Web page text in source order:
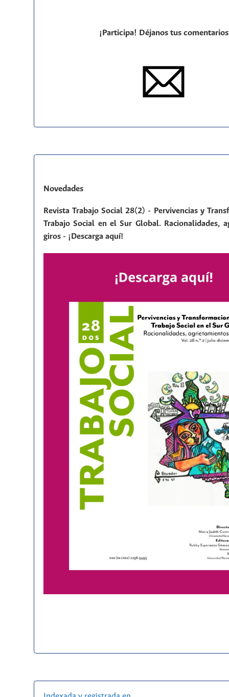
¡Participa! Déjanos tus comentarios
Novedades
Revista Trabajo Social 28(2) - Pervivencias y
Trabajo Social en el Sur Global. Racionalidades,
giros - ¡Descarga aquí!